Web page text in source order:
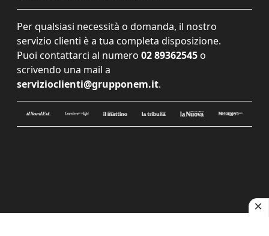
Per qualsiasi necessità o domanda, il nostro
servizio clienti è a tua completa disposizione.
Puoi contattarci al numero 02 89362545 o
scrivendo una mail a
servizioclienti@grupponem.it.